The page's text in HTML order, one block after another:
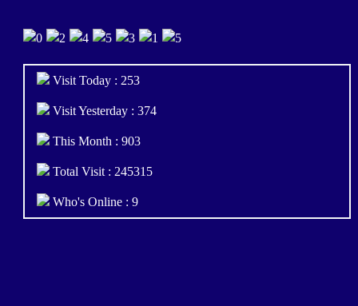
Visit Today : 253
Visit Yesterday : 374
This Month : 903
Total Visit : 245315
Who's Online : 9